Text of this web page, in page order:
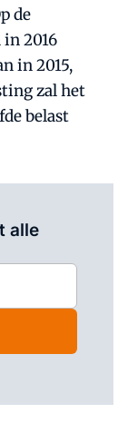
de
2016
in 2015,
zal het
belast
alle